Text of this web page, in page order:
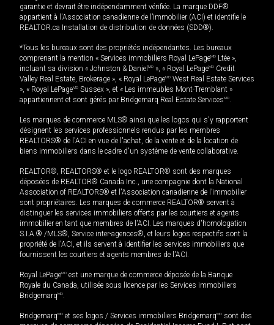
garantie et devrait être indépendamment vérifiée. La marque DDF®
appartient à l'Association canadienne de l’immobilier (ACI) et identifie le
REALTOR.ca Installation de distribution de données (SDD®).
*Tous les bureaux sont des propriétés indépendantes. Les bureaux
comprenant la mention « Services immobiliers Royal LePageMD Ltée »,
incluant sa division « Johnston & Daniel MD », « Royal LePageMD Credit
Valley Real Estate, Brokerage », « Royal LePageMD West Real Estate Services
», « Royal LePageMD Sussex », et « Les immeubles Mont-Tremblant »
appartiennent et sont gérés par Bridgemarq Real Estate ServicesMD.
Les marques de commerce MLS® ainsi que les logos qui s'y rapportent
désignent les services professionnels rendus par les membres
REALTORS® de l'ACI en vue de l'achat, de la vente et de la location de
biens immobiliers dans le cadre d'un système de vente collaborative.
REALTOR®, REALTORS® et le logo REALTOR® sont des marques
déposées de REALTOR® Canada Inc., une compagnie dont la National
Association of REALTORS® et l'Association canadienne de l’immobilier
sont propriétaires. Les marques de commerce REALTOR® servent à
distinguer les services immobiliers offerts par les courtiers et agents
immobilier en tant que membres de l'ACI. Les marques d'homologation
S.I.A.® /MLS®, Service inter-agences®, et leurs logos respectifs sont la
propriété de l'ACI, et ils servent à identifier les services immobiliers que
fournissent les courtiers et agents membres de l'ACI.
Royal LePageMD est une marque de commerce déposée de la Banque
Royale du Canada, utilisée sous licence par les Services immobiliers
BridgemarqMD.
BridgemarqMD et ses logos / Services immobiliers BridgemarqMD sont des